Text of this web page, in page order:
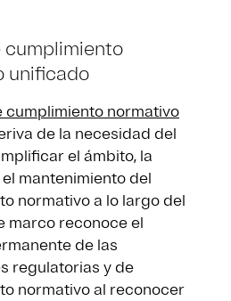
cumplimiento
unificado
cumplimiento normativo
de la necesidad del
el ámbito, la
mantenimiento del
normativo a lo largo del
marco reconoce el
de las
regulatorias y de
normativo al reconocer